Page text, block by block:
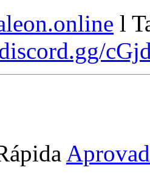
l